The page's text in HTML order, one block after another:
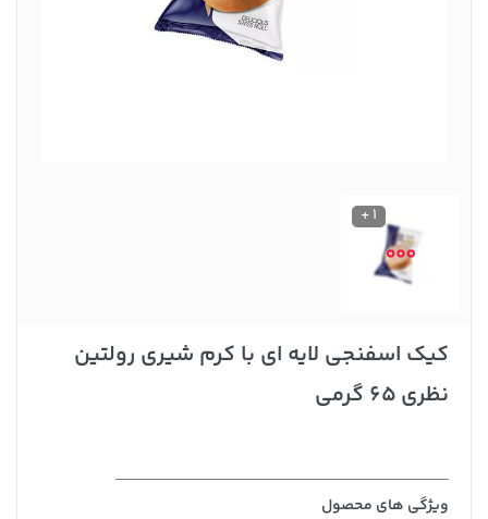
1 +
کیک اسفنجی لایه ای با کرم شیری رولتین
نظری 65 گرمی
ویژگی های محصول